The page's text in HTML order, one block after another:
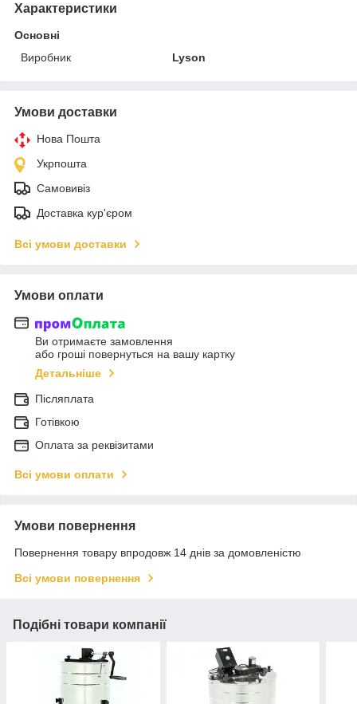
Характеристики
Основні
Виробник
Lyson
Умови доставки
Нова Пошта
Укрпошта
Самовивіз
Доставка кур'єром
Всі умови доставки
Умови оплати
Ви отримаєте замовлення
або гроші повернуться на вашу картку
Детальніше
Післяплата
Готівкою
Оплата за реквізитами
Всі умови оплати
Умови повернення
Повернення товару впродовж 14 днів за домовленістю
Всі умови повернення
Подібні товари компанії